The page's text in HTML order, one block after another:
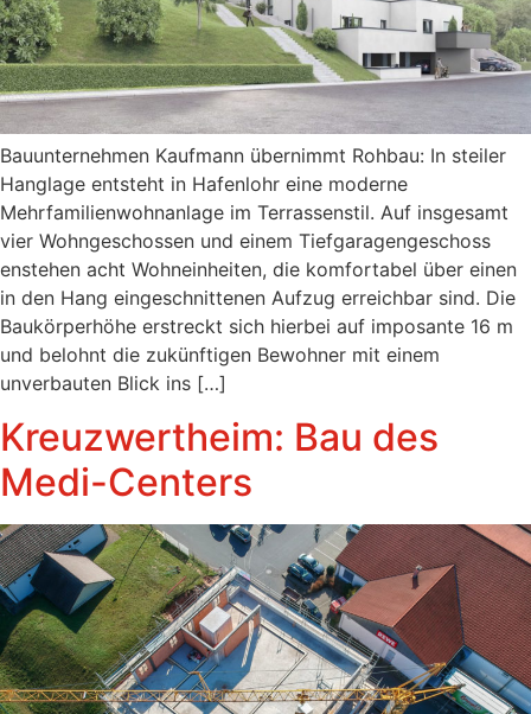
Bauunternehmen Kaufmann übernimmt Rohbau: In steiler
Hanglage entsteht in Hafenlohr eine moderne
Mehrfamilienwohnanlage im Terrassenstil. Auf insgesamt
vier Wohngeschossen und einem Tiefgaragengeschoss
enstehen acht Wohneinheiten, die komfortabel über einen
in den Hang eingeschnittenen Aufzug erreichbar sind. Die
Baukörperhöhe erstreckt sich hierbei auf imposante 16 m
und belohnt die zukünftigen Bewohner mit einem
unverbauten Blick ins […]
Kreuzwertheim: Bau des
Medi-Centers